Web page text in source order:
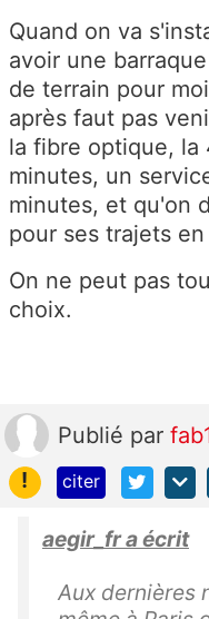
Quand on va
avoir une
de terrain pour
après faut pas
la fibre optique, la
minutes, un
minutes, et qu'on
pour ses trajets
On ne peut pas
choix.
Publié par
!
citer
aegir_fr a écrit
Aux dernières